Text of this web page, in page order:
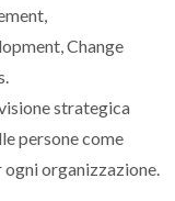
Change
strategica
persone come
organizzazione.